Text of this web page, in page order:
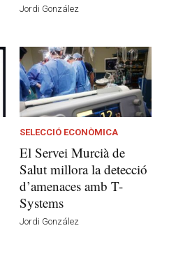
Jordi González
SELECCIÓ ECONÒMICA
El Servei Murcià de
Salut millora la detecció
d’amenaces amb T-
Systems
Jordi González